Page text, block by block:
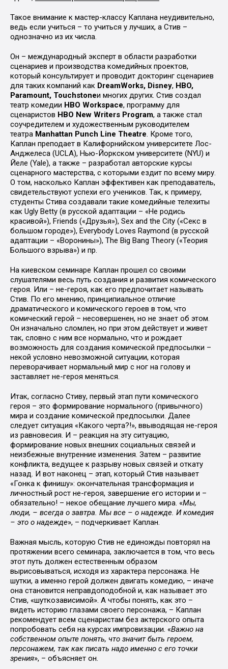
Такое внимание к мастер-классу Каплана неудивительно,
ведь если учиться – то учиться у лучших, а Стив –
однозначно из их числа.
Он – международный эксперт в области разработки
сценариев и производства комедийных проектов,
который консультирует и проводит докторинг сценариев
для таких компаний как DreamWorks, Disney, HBO,
Paramount, Touchstoneи многих других. Стив создал
театр комедии HBO Workspace, программу для
сценаристов HBO New Writers Program, а также стал
соучредителем и художественным руководителем
театра Manhattan Punch Line Theatre. Кроме того,
Каплан преподает в Калифорнийском университете Лос-
Анджелеса (UCLA), Нью-Йоркском университете (NYU) и
Йеле (Yale), а также – разработал авторские курсы
сценарного мастерства, с которыми ездит по всему миру.
О том, насколько Каплан эффективен как преподаватель,
свидетельствуют успехи его учеников. Так, к примеру,
студенты Стива создавали такие комедийные телехиты
как Ugly Betty (в русской адаптации – «Не родись
красивой»), Friends («Друзья»), Sex and the City («Секс в
большом городе»), Everybody Loves Raymond (в русской
адаптации – «Воронины»), The Big Bang Theory («Теория
Большого взрыва») и пр.
На киевском семинаре Каплан прошел со своими
слушателями весь путь создания и развития комического
героя. Или – не-героя, как его предпочитает называть
Стив. По его мнению, принципиальное отличие
драматического и комического героев в том, что
комический герой – несовершенен, но не знает об этом.
Он изначально сломлен, но при этом действует и живет
так, словно с ним все нормально, что и рождает
возможность для создания комической предпосылки –
некой условно невозможной ситуации, которая
переворачивает нормальный мир с ног на голову и
заставляет не-героя меняться.
Итак, согласно Стиву, первый этап пути комического
героя – это формирование нормального (привычного)
мира и создание комической предпосылки. Далее
следует ситуация «Какого черта?!», ввыводящая не-героя
из равновесия. И – реакция на эту ситуацию,
формирование новых внешних социальных связей и
неизбежные внутренние изменения. Затем – развитие
конфликта, ведущее к разрыву новых связей и откату
назад. И вот наконец – этап, который Стив называет
«Гонка к финишу»: окончательная трансформация и
личностный рост не-героя, завершение его истории и –
обязательно! – некое обещание лучшего мира. «Мы,
люди, – всегда о завтра. Мы все – о надежде. И комедия
– это о надежде», – подчеркивает Каплан.
Важная мысль, которую Стив не единожды повторял на
протяжении всего семинара, заключается в том, что весь
этот путь должен естественным образом
вырисовываться, исходя из характера персонажа. Не
шутки, а именно герой должен двигать комедию, – иначе
она становится неправдоподобной и, как называет это
Стив, «шуткозависимой». А чтобы понять, как это –
видеть историю глазами своего персонажа, – Каплан
рекомендует всем сценаристам без актерского опыта
попробовать себя на курсах импровизации. «Важно на
собственном опыте понять, что значит быть героем,
персонажем, так как писать надо именно с его точки
зрения», – объясняет он.